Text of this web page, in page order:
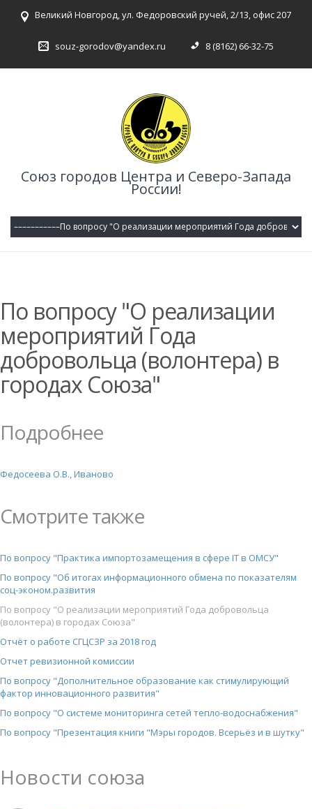
Великий Новгород, ул. Федоровский ручей, 2/13, офис 207
souz-gorodov@yandex.ru 8 (8162) 66-32-75
Союз городов Центра и Северо-Запада
России!
По вопросу "О реализации
мероприятий Года
добровольца (волонтера) в
городах Союза"
Подробнее
Федосеева О.В., Иваново
Смотрите также
По вопросу "Практика импортозамещения в сфере IT в ОМСУ"
По вопросу "Об итогах информационного обмена по показателям
соц-эконом.развития
По вопросу "О реализации мероприятий Года добровольца
(волонтера) в городах Союза"
Отчёт о работе СГЦСЗР за 2018 год
Отчет ревизионной комиссии
По вопросу "Дополнительное образование как стимулирующий
фактор инновационного развития"
По вопросу "О системе мониторинга сетей тепло-водоснабжения"
По вопросу "Презентация книги "Мэры городов. Всерьёз и в шутку"
Новости союза